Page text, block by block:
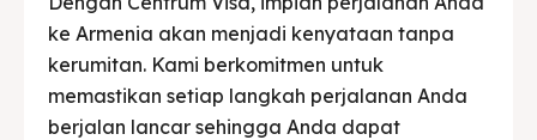
ke Armenia akan menjadi kenyataan tanpa
kerumitan. Kami berkomitmen untuk
memastikan setiap langkah perjalanan Anda
berjalan lancar sehingga Anda dapat